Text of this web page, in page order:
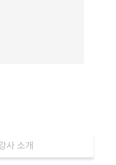
사 소개